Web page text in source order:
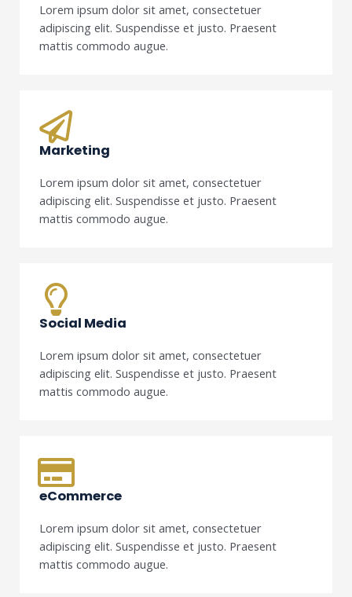
Lorem ipsum dolor sit amet, consectetuer
adipiscing elit. Suspendisse et justo. Praesent
mattis commodo augue.
Marketing
Lorem ipsum dolor sit amet, consectetuer
adipiscing elit. Suspendisse et justo. Praesent
mattis commodo augue.
Social Media
Lorem ipsum dolor sit amet, consectetuer
adipiscing elit. Suspendisse et justo. Praesent
mattis commodo augue.
eCommerce
Lorem ipsum dolor sit amet, consectetuer
adipiscing elit. Suspendisse et justo. Praesent
mattis commodo augue.